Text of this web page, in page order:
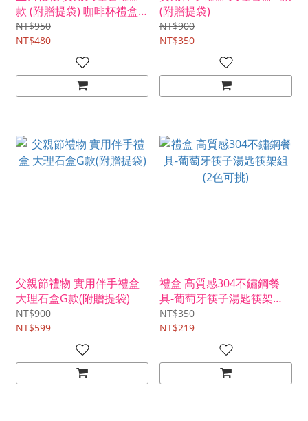
款 (附贈提袋) 咖啡杯禮盒
伴郎禮 伴娘禮
NT$950
NT$480
(附贈提袋)
NT$900
NT$350
父親節禮物 實用伴手禮盒
大理石盒G款(附贈提袋)
NT$900
NT$599
禮盒 高質感304不鏽鋼餐
具-葡萄牙筷子湯匙筷架組
(2色可挑)
NT$350
NT$219